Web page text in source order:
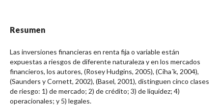
Resumen
Las inversiones financieras en renta fija o variable están
expuestas a riesgos de diferente naturaleza y en los mercados
financieros, los autores, (Rosey Hudgins, 2005), (Ciha´k, 2004),
(Saunders y Cornett, 2002), (Basel, 2001), distinguen cinco clases
de riesgo: 1) de mercado; 2) de crédito; 3) de liquidez; 4)
operacionales; y 5) legales.